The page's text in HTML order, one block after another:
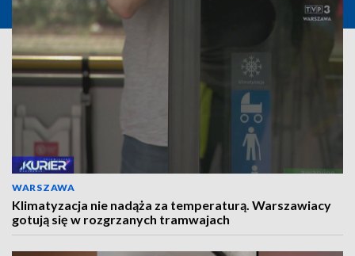
WARSZAWA
Klimatyzacja nie nadąża za temperaturą. Warszawiacy
gotują się w rozgrzanych tramwajach